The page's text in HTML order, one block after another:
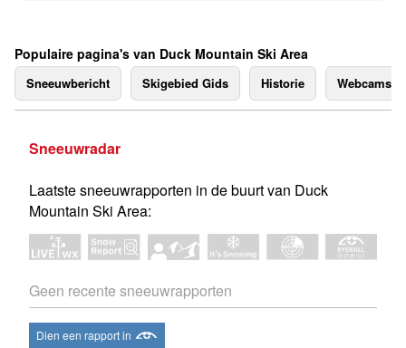
Populaire pagina's van Duck Mountain Ski Area
Sneeuwbericht Skigebied Gids Historie Webcams
Sneeuwradar
Laatste sneeuwrapporten in de buurt van Duck
Mountain Ski Area:
Geen recente sneeuwrapporten
Dien een rapport in